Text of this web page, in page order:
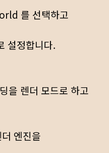
를 선택하고
설정합니다.
을 렌더 모드로 하고
엔진을